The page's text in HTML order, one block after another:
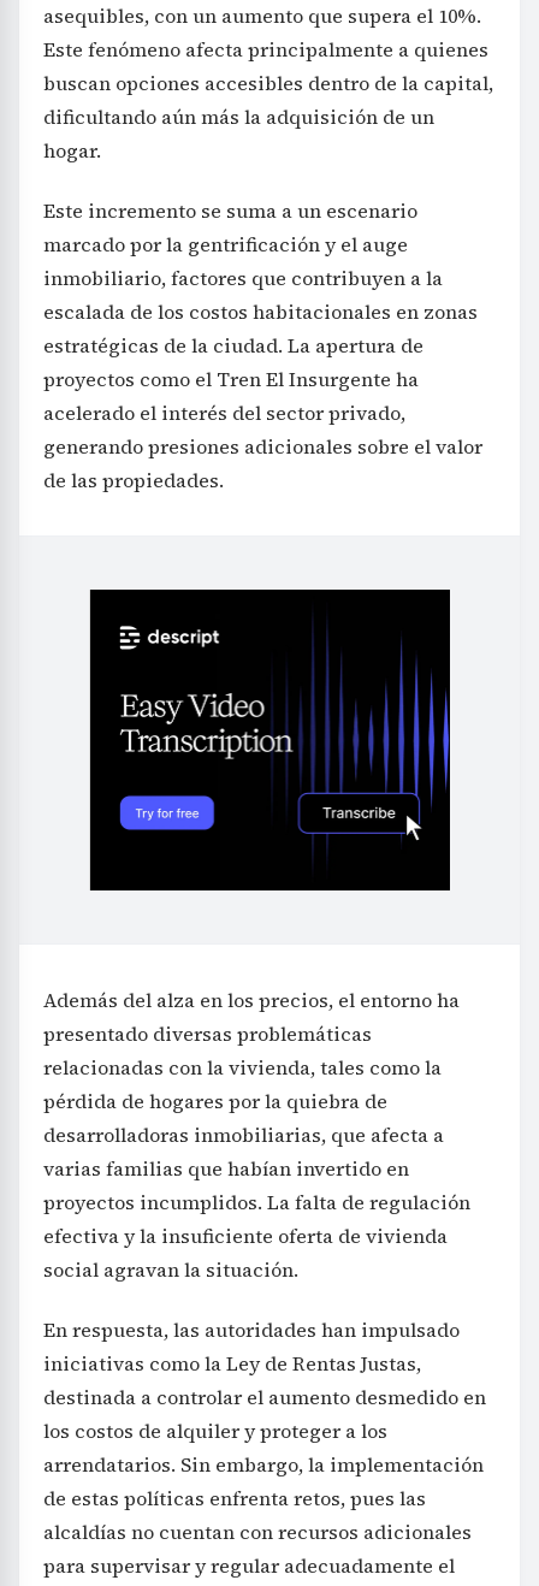
asequibles, con un aumento que supera el 10%.
Este fenómeno afecta principalmente a quienes
buscan opciones accesibles dentro de la capital,
dificultando aún más la adquisición de un
hogar.
Este incremento se suma a un escenario
marcado por la gentrificación y el auge
inmobiliario, factores que contribuyen a la
escalada de los costos habitacionales en zonas
estratégicas de la ciudad. La apertura de
proyectos como el Tren El Insurgente ha
acelerado el interés del sector privado,
generando presiones adicionales sobre el valor
de las propiedades.
Además del alza en los precios, el entorno ha
presentado diversas problemáticas
relacionadas con la vivienda, tales como la
pérdida de hogares por la quiebra de
desarrolladoras inmobiliarias, que afecta a
varias familias que habían invertido en
proyectos incumplidos. La falta de regulación
efectiva y la insuficiente oferta de vivienda
social agravan la situación.
En respuesta, las autoridades han impulsado
iniciativas como la Ley de Rentas Justas,
destinada a controlar el aumento desmedido en
los costos de alquiler y proteger a los
arrendatarios. Sin embargo, la implementación
de estas políticas enfrenta retos, pues las
alcaldías no cuentan con recursos adicionales
para supervisar y regular adecuadamente el